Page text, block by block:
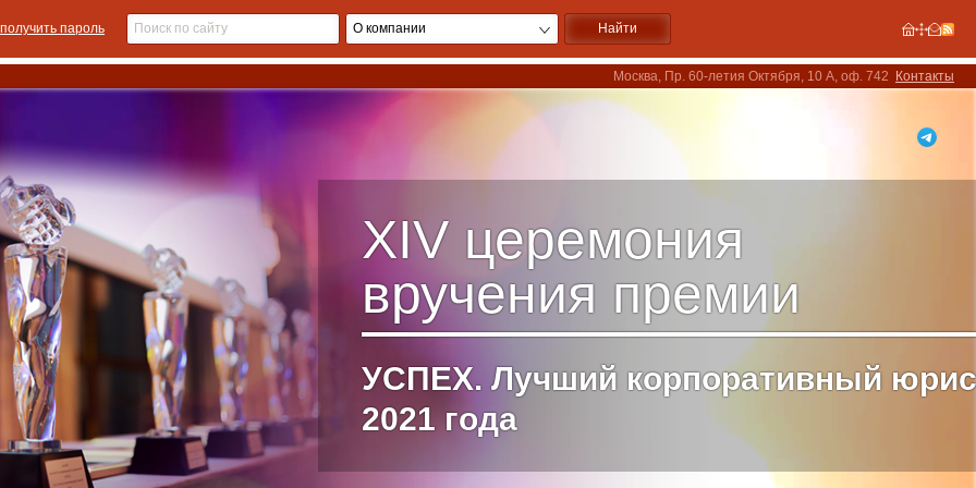
получить пароль
Москва, Пр. 60-летия Октября, 10 А, оф. 742 Контакты
XIV церемония
вручения премии
УСПЕХ. Лучший корпоративный
2021 года